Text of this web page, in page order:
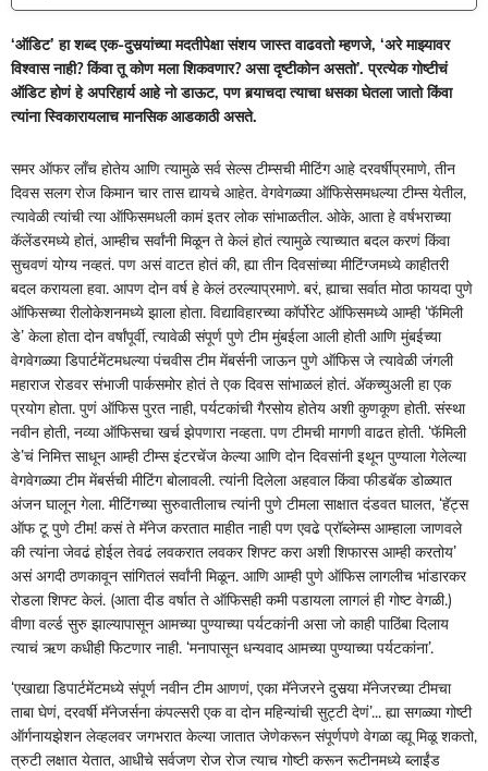
‘ऑडिट’ हा शब्द एक-दुसर्‍यांच्या मदतीपेक्षा संशय जास्त वाढवतो म्हणजे, ‘अरे माझ्यावर
विश्‍वास नाही? किंवा तू कोण मला शिकवणार? असा दृष्टीकोन असतो’. प्रत्येक गोष्टीचं
ऑडिट होणं हे अपरिहार्य आहे नो डाऊट, पण बर्‍याचदा त्याचा धसका घेतला जातो किंवा
त्यांना स्विकारायलाच मानसिक आडकाठी असते.
समर ऑफर लाँच होतेय आणि त्यामुळे सर्व सेल्स टीम्सची मीटिंग आहे दरवर्षीप्रमाणे, तीन
दिवस सलग रोज किमान चार तास द्यायचे आहेत. वेगवेगळ्या ऑफिसेसमधल्या टीम्स येतील,
त्यावेळी त्यांची त्या ऑफिसमधली कामं इतर लोक सांभाळतील. ओके, आता हे वर्षभराच्या
कॅलेंडरमध्ये होतं, आम्हीच सर्वांनी मिळून ते केलं होतं त्यामुळे त्याच्यात बदल करणं किंवा
सुचवणं योग्य नव्हतं. पण असं वाटत होतं की, ह्या तीन दिवसांच्या मीटिंग्जमध्ये काहीतरी
बदल करायला हवा. आपण दोन वर्ष हे केलं ठरल्याप्रमाणे. बरं, ह्याचा सर्वात मोठा फायदा पुणे
ऑफिसच्या रीलोकेशनमध्ये झाला होता. विद्याविहारच्या कॉर्पोरेट ऑफिसमध्ये आम्ही ‘फॅमिली
डे’ केला होता दोन वर्षांपूर्वी, त्यावेळी संपूर्ण पुणे टीम मुंबईला आली होती आणि मुंबईच्या
वेगवेगळ्या डिपार्टमेंटमधल्या पंचवीस टीम मेंबर्सनी जाऊन पुणे ऑफिस जे त्यावेळी जंगली
महाराज रोडवर संभाजी पार्कसमोर होतं ते एक दिवस सांभाळलं होतं. अ‍ॅकच्युअली हा एक
प्रयोग होता. पुणं ऑफिस पुरत नाही, पर्यटकांची गैरसोय होतेय अशी कुणकूण होती. संस्था
नवीन होती, नव्या ऑफिसचा खर्च झेपणारा नव्हता. पण टीमची मागणी वाढत होती. ‘फॅमिली
डे’चं निमित्त साधून आम्ही टीम्स इंटरचेंज केल्या आणि दोन दिवसांनी इथून पुण्याला गेलेल्या
वेगवेगळ्या टीम मेंबर्सची मीटिंग बोलावली. त्यांनी दिलेला अहवाल किंवा फीडबॅक डोळ्यात
अंजन घालून गेला. मीटिंगच्या सुरुवातीलाच त्यांनी पुणे टीमला साक्षात दंडवत घालत, ‘हॅट्स
ऑफ टू पुणे टीम! कसं ते मॅनेज करतात माहीत नाही पण एवढे प्रॉब्लेम्स आम्हाला जाणवले
की त्यांना जेवढं होईल तेवढं लवकरात लवकर शिफ्ट करा अशी शिफारस आम्ही करतोय’
असं अगदी ठणकावून सांगितलं सर्वांनी मिळून. आणि आम्ही पुणे ऑफिस लागलीच भांडारकर
रोडला शिफ्ट केलं. (आता दीड वर्षात ते ऑफिसही कमी पडायला लागलं ही गोष्ट वेगळी.)
वीणा वर्ल्ड सुरु झाल्यापासून आमच्या पुण्याच्या पर्यटकांनी असा जो काही पाठिंबा दिलाय
त्याचं ऋण कधीही फिटणार नाही. ‘मनापासून धन्यवाद आमच्या पुण्याच्या पर्यटकांना’.
‘एखाद्या डिपार्टमेंटमध्ये संपूर्ण नवीन टीम आणणं, एका मॅनेजरने दुसर्‍या मॅनेजरच्या टीमचा
ताबा घेणं, दरवर्षी मॅनेजर्सना कंपल्सरी एक वा दोन महिन्यांची सुट्टी देणं’... ह्या सगळ्या गोष्टी
ऑर्गनायझेशन लेव्हलवर जगभरात केल्या जातात जेणेकरून संपूर्णपणे वेगळा व्ह्यू मिळू शकतो,
त्रुटी लक्षात येतात, आधीचे सर्वजण रोज रोज त्याच गोष्टी करून रूटीनमध्ये ब्लाईंड